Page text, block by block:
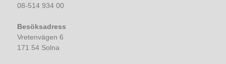
08-514 934 00
Besöksadress
Vretenvägen 6
171 54 Solna